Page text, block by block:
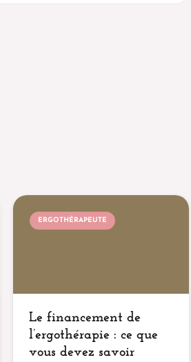
ERGOTHÉRAPEUTE
Le financement de
l’ergothérapie : ce que
vous devez savoir